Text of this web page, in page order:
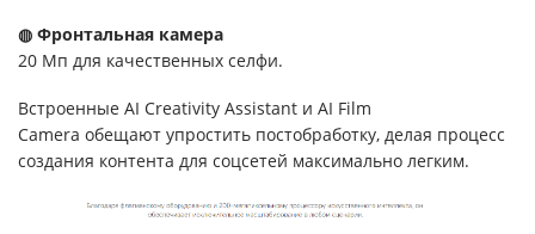
◍ Фронтальная камера
20 Мп для качественных селфи.
Встроенные AI Creativity Assistant и AI Film
Camera обещают упростить постобработку, делая процесс
создания контента для соцсетей максимально легким.